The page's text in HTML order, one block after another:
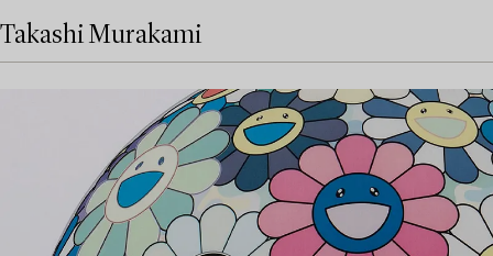
Takashi Murakami